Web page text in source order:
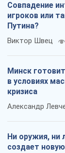
Совпадение
игроков или
Путина?
Виктор Швец
Минск
в условиях
кризиса
Александр
Ни оружия, ни
создает